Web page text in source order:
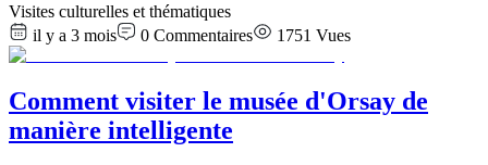
Visites culturelles et thématiques
il y a 3 mois
0 Commentaires 1751 Vues
Comment visiter le musée d'Orsay de
manière intelligente